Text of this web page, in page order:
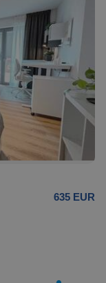
635 EUR